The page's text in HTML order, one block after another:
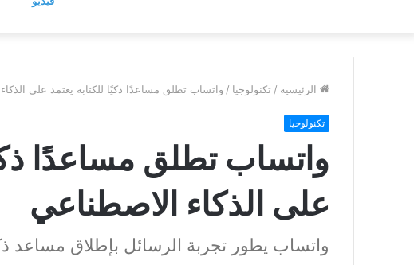
الرئيسية / تكنولوجيا / واتساب تطلق مساعدًا ذكيًا للكتابة يعتمد على
تكنولوجيا
واتساب تطلق مساعدًا
على الذكاء الاصطناعي
واتساب يطور تجربة الرسائل بإطلاق مساعد